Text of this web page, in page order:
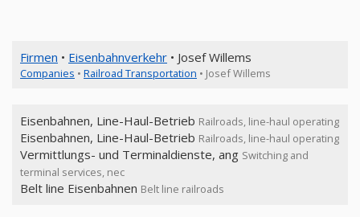
Firmen • Eisenbahnverkehr • Josef Willems
Companies • Railroad Transportation • Josef Willems
Eisenbahnen, Line-Haul-Betrieb Railroads, line-haul operating
Eisenbahnen, Line-Haul-Betrieb Railroads, line-haul operating
Vermittlungs- und Terminaldienste, ang Switching and
terminal services, nec
Belt line Eisenbahnen Belt line railroads